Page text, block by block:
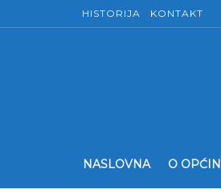
HISTORIJA KONTAKT
NASLOVNA O